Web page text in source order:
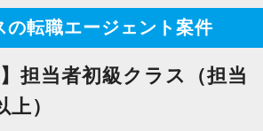
お問い合わせ
の転職エージェント案件
】担当者初級クラス（担当
）